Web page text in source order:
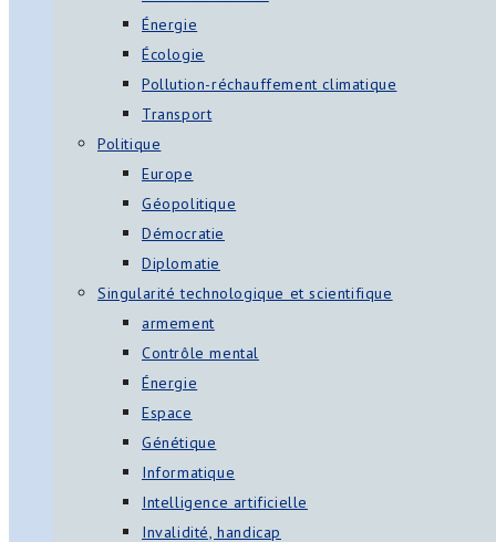
Énergie
Écologie
Pollution-réchauffement climatique
Transport
Politique
Europe
Géopolitique
Démocratie
Diplomatie
Singularité technologique et scientifique
armement
Contrôle mental
Énergie
Espace
Génétique
Informatique
Intelligence artificielle
Invalidité, handicap